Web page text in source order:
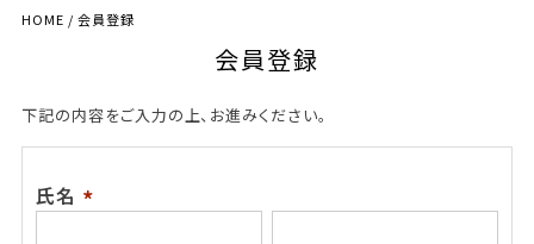
HOME 会員登録
会員登録
下記の内容をご入力の上、お進みください。
氏名